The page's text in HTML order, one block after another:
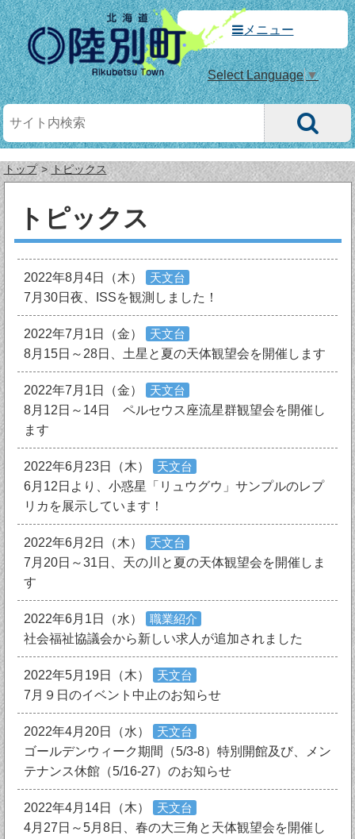
メニュー
Select Language▼
トップ トピックス
トピックス
2022年8月4日（木）
天文台
7月30日夜、ISSを観測しました！
2022年7月1日（金）
天文台
8月15日～28日、土星と夏の天体観望会を開催します
2022年7月1日（金）
天文台
8月12日～14日 ペルセウス座流星群観望会を開催し
ます
2022年6月23日（木）
天文台
6月12日より、小惑星「リュウグウ」サンプルのレプ
リカを展示しています！
2022年6月2日（木）
天文台
7月20日～31日、天の川と夏の天体観望会を開催しま
す
2022年6月1日（水）
職業紹介
社会福祉協議会から新しい求人が追加されました
2022年5月19日（木）
天文台
7月９日のイベント中止のお知らせ
2022年4月20日（水）
天文台
ゴールデンウィーク期間（5/3-8）特別開館及び、メン
テナンス休館（5/16-27）のお知らせ
2022年4月14日（木）
天文台
4月27日～5月8日、春の大三角と天体観望会を開催し